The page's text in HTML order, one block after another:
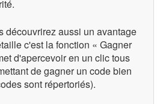
découvrirez aussi un avantage
c'est la fonction « Gagner
d'apercevoir en un clic tous
de gagner un code bien
sont répertoriés).